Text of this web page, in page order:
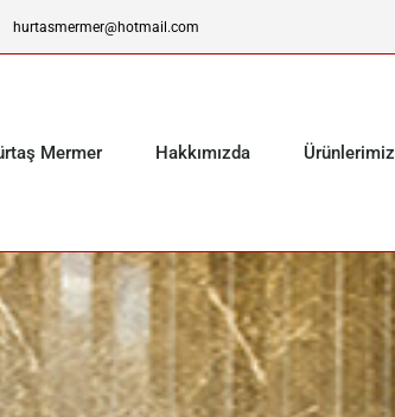
hurtasmermer@hotmail.com
Mermer Hakkımızda Ürünlerimiz